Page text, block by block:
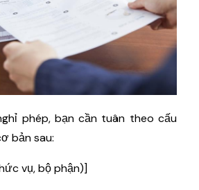
phép, bạn cần tuân theo cấu
bản sau:
vụ, bộ phận)]